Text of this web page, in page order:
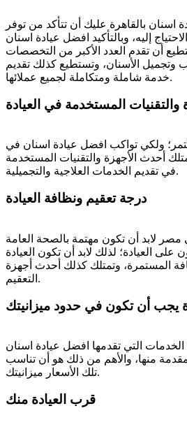
اسنان بالقاهرة عليك أن تتأكد من توفر
إليه، وبالتأكيد افضل عيادة اسنان
أن تقدم العدد الأكبر من التخصصات
الأسنان، وتستطيع كذلك تقديم
خدمة شاملة ومتكاملة لجميع عملائها.
والتقنيات المستخدمة في العيادة
ولكي تواكب افضل عيادة اسنان في
أحدث الأجهزة والتقنيات المستخدمة
في تقديم الخدمات العلاجية والتجميلية.
درجة تعقيم ونظافة العيادة
لابد أن تكون مهتمة بالصحة العامة
على العيادة؛ لذلك لابد أن تكون العيادة
المستمرة، وتمتلك كذلك أحدث أجهزة
التعقيم.
يجب أن تكون في حدود ميزانيتك
التي تقدمها افضل عيادة اسنان
منها، والأهم من ذلك هو أن تناسب
تلك الأسعار ميزانيتك.
قرب العيادة منك